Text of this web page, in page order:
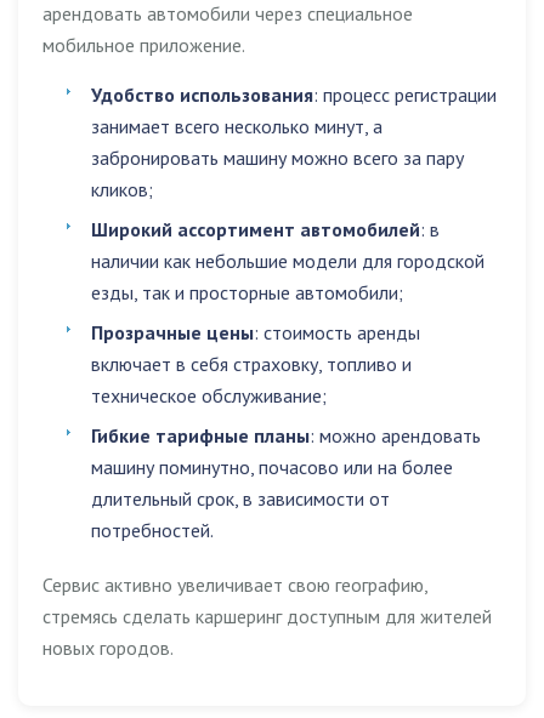
арендовать автомобили через специальное
мобильное приложение.
Удобство использования: процесс регистрации
занимает всего несколько минут, а
забронировать машину можно всего за пару
кликов;
Широкий ассортимент автомобилей: в
наличии как небольшие модели для городской
езды, так и просторные автомобили;
Прозрачные цены: стоимость аренды
включает в себя страховку, топливо и
техническое обслуживание;
Гибкие тарифные планы: можно арендовать
машину поминутно, почасово или на более
длительный срок, в зависимости от
потребностей.
Сервис активно увеличивает свою географию,
стремясь сделать каршеринг доступным для жителей
новых городов.